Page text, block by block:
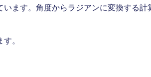
います。角度からラジアンに変換する
。